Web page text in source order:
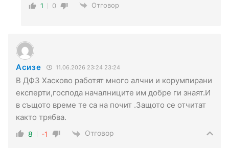
1 0 Отговор
Асизе 11.06.2026 23:24 23:24
В ДФЗ Хасково работят много алчни и корумпирани
експерти,господа началниците им добре ги знаят.И
в същото време те са на почит .Защото се отчитат
както трябва.
8 -1 Отговор